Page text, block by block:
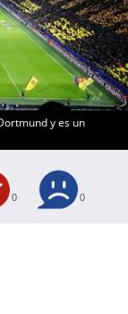
y es un
0 0